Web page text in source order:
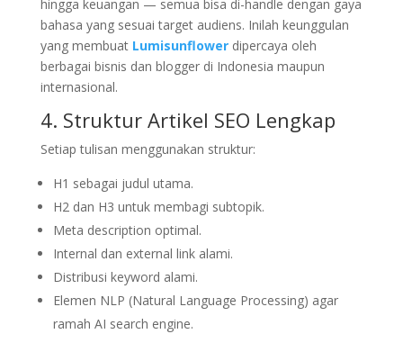
hingga keuangan — semua bisa di-handle dengan gaya
bahasa yang sesuai target audiens. Inilah keunggulan
yang membuat Lumisunflowerdipercaya oleh
berbagai bisnis dan blogger di Indonesia maupun
internasional.
4. Struktur Artikel SEO Lengkap
Setiap tulisan menggunakan struktur:
H1 sebagai judul utama.
H2 dan H3 untuk membagi subtopik.
Meta description optimal.
Internal dan external link alami.
Distribusi keyword alami.
Elemen NLP (Natural Language Processing) agar
ramah AI search engine.